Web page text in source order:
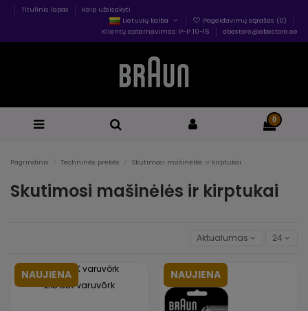
Titulinis lapas
Kaip užsisakyti
Lietuvių kalba
Pageidavimų sąrašas (0)
Klientų aptarnavimas: P-P 10-16
abestore@abestore.ee
0
Pagrindinis Techninės prekės Skutimosi mašinėlės ir kirptukai
Skutimosi mašinėlės ir kirptukai
Aktualumas 24
NAUJIENA
21B BLK varuvõrk
NAUJIENA